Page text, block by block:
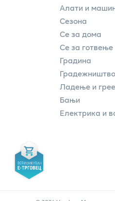
Алати и
Сезона
Се за дома
Се за готвење
Градина
Ладење и
Бањи
Електрика и